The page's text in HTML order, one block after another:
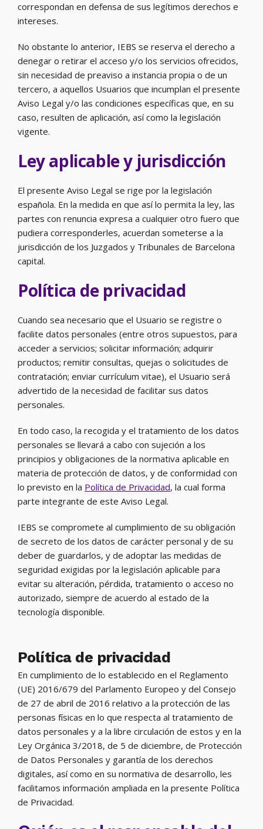
correspondan en defensa de sus legítimos derechos e
intereses.
No obstante lo anterior, IEBS se reserva el derecho a
denegar o retirar el acceso y/o los servicios ofrecidos,
sin necesidad de preaviso a instancia propia o de un
tercero, a aquellos Usuarios que incumplan el presente
Aviso Legal y/o las condiciones específicas que, en su
caso, resulten de aplicación, así como la legislación
vigente.
Ley aplicable y jurisdicción
El presente Aviso Legal se rige por la legislación
española. En la medida en que así lo permita la ley, las
partes con renuncia expresa a cualquier otro fuero que
pudiera corresponderles, acuerdan someterse a la
jurisdicción de los Juzgados y Tribunales de Barcelona
capital.
Política de privacidad
Cuando sea necesario que el Usuario se registre o
facilite datos personales (entre otros supuestos, para
acceder a servicios; solicitar información; adquirir
productos; remitir consultas, quejas o solicitudes de
contratación; enviar currículum vitae), el Usuario será
advertido de la necesidad de facilitar sus datos
personales.
En todo caso, la recogida y el tratamiento de los datos
personales se llevará a cabo con sujeción a los
principios y obligaciones de la normativa aplicable en
materia de protección de datos, y de conformidad con
lo previsto en la Política de Privacidad, la cual forma
parte integrante de este Aviso Legal.
IEBS se compromete al cumplimiento de su obligación
de secreto de los datos de carácter personal y de su
deber de guardarlos, y de adoptar las medidas de
seguridad exigidas por la legislación aplicable para
evitar su alteración, pérdida, tratamiento o acceso no
autorizado, siempre de acuerdo al estado de la
tecnología disponible.
Política de privacidad
En cumplimiento de lo establecido en el Reglamento
(UE) 2016/679 del Parlamento Europeo y del Consejo
de 27 de abril de 2016 relativo a la protección de las
personas físicas en lo que respecta al tratamiento de
datos personales y a la libre circulación de estos y en la
Ley Orgánica 3/2018, de 5 de diciembre, de Protección
de Datos Personales y garantía de los derechos
digitales, así como en su normativa de desarrollo, les
facilitamos información ampliada en la presente Política
de Privacidad.